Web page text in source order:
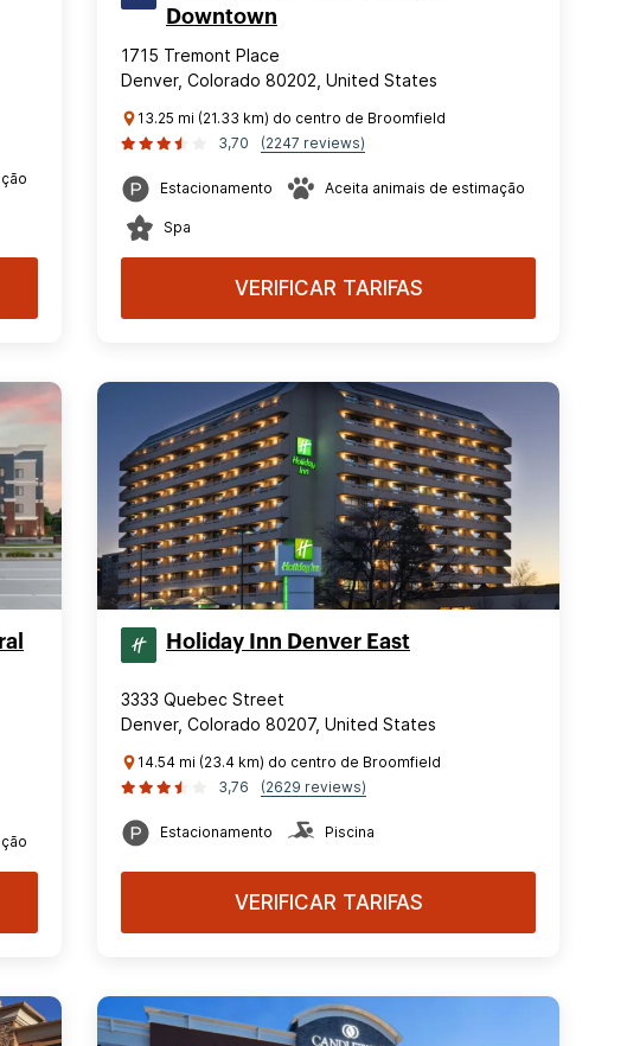
Downtown
1715 Tremont Place
Denver, Colorado 80202, United States
13.25 mi (21.33 km) do centro de Broomfield
3,70
(2247 reviews)
Estacionamento Aceita animais de estimação
Spa
VERIFICAR TARIFAS
Holiday Inn Denver East
3333 Quebec Street
Denver, Colorado 80207, United States
14.54 mi (23.4 km) do centro de Broomfield
3,76
(2629 reviews)
Estacionamento Piscina
VERIFICAR TARIFAS